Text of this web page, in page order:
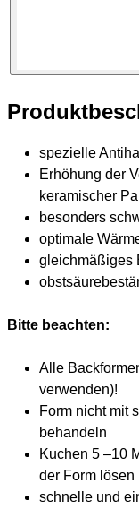
spezielle
Erhöhung der
keramischer
besonders
optimale
gleichmäßiges
Bitte beachten:
Alle
verwenden)!
Form nicht mit
behandeln
Kuchen 5 –10
der Form lösen
schnelle und